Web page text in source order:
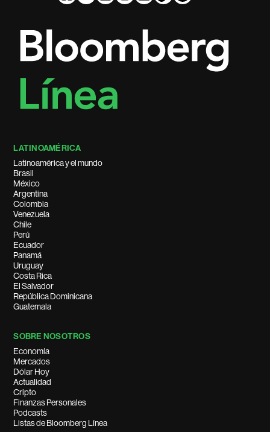
LATINOAMÉRICA
Latinoamérica y el mundo
Brasil
México
Argentina
Colombia
Venezuela
Chile
Perú
Ecuador
Panamá
Uruguay
Costa Rica
El Salvador
República Dominicana
Guatemala
SOBRE NOSOTROS
Economía
Mercados
Dólar Hoy
Actualidad
Cripto
Finanzas Personales
Podcasts
Listas de Bloomberg Línea